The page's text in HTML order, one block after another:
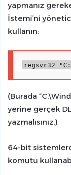
yapmanız
İstemi’ni
kullanın:
(Burada
yerine gerçek
yazmalısınız.)
64-bit
komutu